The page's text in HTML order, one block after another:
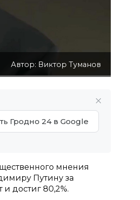
Автор: Виктор Туманов
Гродно 24 в Google
мнения
Путину за
достиг 80,2%.